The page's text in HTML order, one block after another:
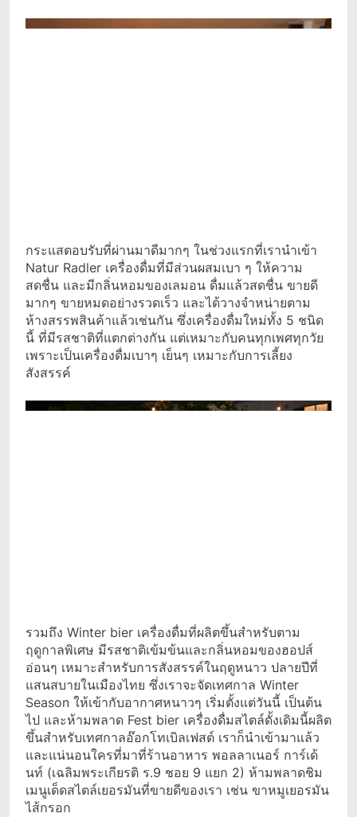
กระแสตอบรับที่ผ่านมาดีมากๆ ในช่วงแรกที่เรานำเข้า
Natur Radler เครื่องดื่มที่มีส่วนผสมเบา ๆ ให้ความ
สดชื่น และมีกลิ่นหอมของเลมอน ดื่มแล้วสดชื่น ขายดี
มากๆ ขายหมดอย่างรวดเร็ว และได้วางจำหน่ายตาม
ห้างสรรพสินค้าแล้วเช่นกัน ซึ่งเครื่องดื่มใหม่ทั้ง 5 ชนิด
นี้ ที่มีรสชาติที่แตกต่างกัน แต่เหมาะกับคนทุกเพศทุกวัย
เพราะเป็นเครื่องดื่มเบาๆ เย็นๆ เหมาะกับการเลี้ยง
สังสรรค์
รวมถึง Winter bier เครื่องดื่มที่ผลิตขึ้นสำหรับตาม
ฤดูกาลพิเศษ มีรสชาติเข้มข้นและกลิ่นหอมของฮอปส์
อ่อนๆ เหมาะสำหรับการสังสรรค์ในฤดูหนาว ปลายปีที่
แสนสบายในเมืองไทย ซึ่งเราจะจัดเทศกาล Winter
Season ให้เข้ากับอากาศหนาวๆ เริ่มตั้งแต่วันนี้ เป็นต้น
ไป และห้ามพลาด Fest bier เครื่องดื่มสไตล์ดั้งเดิมนี้ผลิต
ขึ้นสำหรับเทศกาลอ๊อกโทเบิลเฟสต์ เราก็นำเข้ามาแล้ว
และแน่นอนใครที่มาที่ร้านอาหาร พอลลาเนอร์ การ์เด้
นท์ (เฉลิมพระเกียรติ ร.9 ชอย 9 แยก 2) ห้ามพลาดชิม
เมนูเด็ดสไตล์เยอรมันที่ขายดีของเรา เช่น ขาหมูเยอรมัน
ไส้กรอก